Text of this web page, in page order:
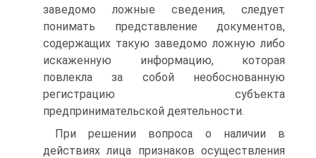
заведомо ложные сведения, следует
понимать представление документов,
содержащих такую заведомо ложную либо
искаженную информацию, которая
повлекла за собой необоснованную
регистрацию субъекта
предпринимательской деятельности.
При решении вопроса о наличии в
действиях лица признаков осуществления